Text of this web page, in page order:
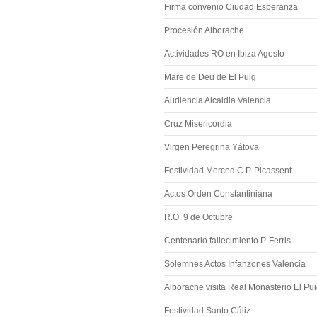
Firma convenio Ciudad Esperanza
Procesión Alborache
Actividades RO en Ibiza Agosto
Mare de Deu de El Puig
Audiencia Alcaldia Valencia
Cruz Misericordia
Virgen Peregrina Yátova
Festividad Merced C.P. Picassent
Actos Orden Constantiniana
R.O. 9 de Octubre
Centenario fallecimiento P. Ferris
Solemnes Actos Infanzones Valencia
Alborache visita Real Monasterio El
Festividad Santo Cáliz